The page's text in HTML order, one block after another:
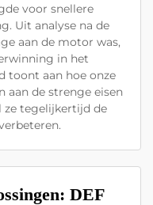
voor snellere
Uit analyse na de
aan de motor was,
in het
toont aan hoe onze
aan de strenge eisen
ze tegelijkertijd de
DEF